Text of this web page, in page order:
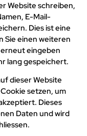
Website schreiben,
E-Mail-
Dies ist eine
Sie einen weiteren
eingeben
lang gespeichert.
dieser Website
setzen, um
Dieses
Daten und wird